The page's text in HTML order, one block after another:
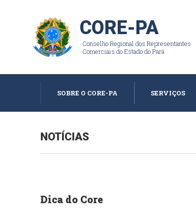
CORE-PA
Conselho Regional dos Representantes
Comerciais do Estado do Pará
SOBRE O CORE-PA SERVIÇOS
NOTÍCIAS
Dica do Core